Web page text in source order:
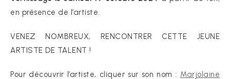
en présence de l’artiste.
VENEZ NOMBREUX, RENCONTRER CETTE JEUNE
ARTISTE DE TALENT !
Pour découvrir l’artiste, cliquer sur son nom : Marjolaine